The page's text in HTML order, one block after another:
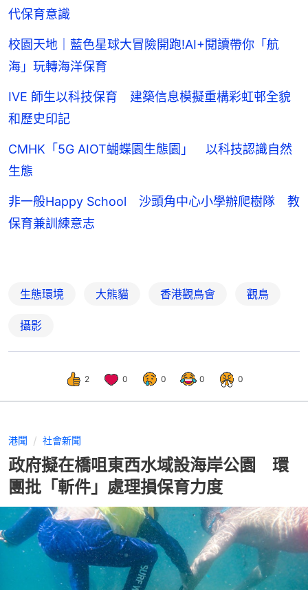
代保育意識
校園天地｜藍色星球大冒險開跑!AI+閱讀帶你「航
海」玩轉海洋保育
IVE 師生以科技保育 建築信息模擬重構彩虹邨全貌
和歷史印記
CMHK「5G AIOT蝴蝶園生態園」 以科技認識自然
生態
非一般Happy School 沙頭角中心小學辦爬樹隊 教
保育兼訓練意志
生態環境 大熊貓 香港觀鳥會 觀鳥
攝影
2 0 0 0 0
港聞 社會新聞
政府擬在橋咀東西水域設海岸公園 環
團批「斬件」處理損保育力度